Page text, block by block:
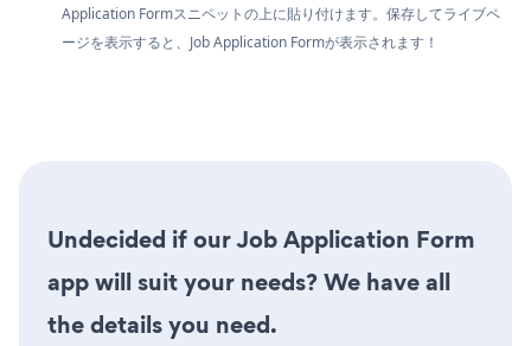
Application Formスニペットの上に貼り付けます。保存してライブペ
ージを表示すると、Job Application Formが表示されます！
Undecided if our Job Application Form
app will suit your needs? We have all
the details you need.